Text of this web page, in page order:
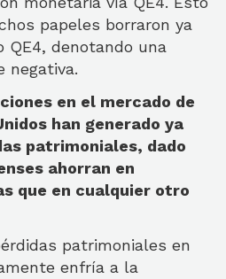
papeles borraron ya
denotando una
negativa.
en el mercado de
han generado ya
patrimoniales, dado
ahorran en
que en cualquier otro
patrimoniales en
enfría a la